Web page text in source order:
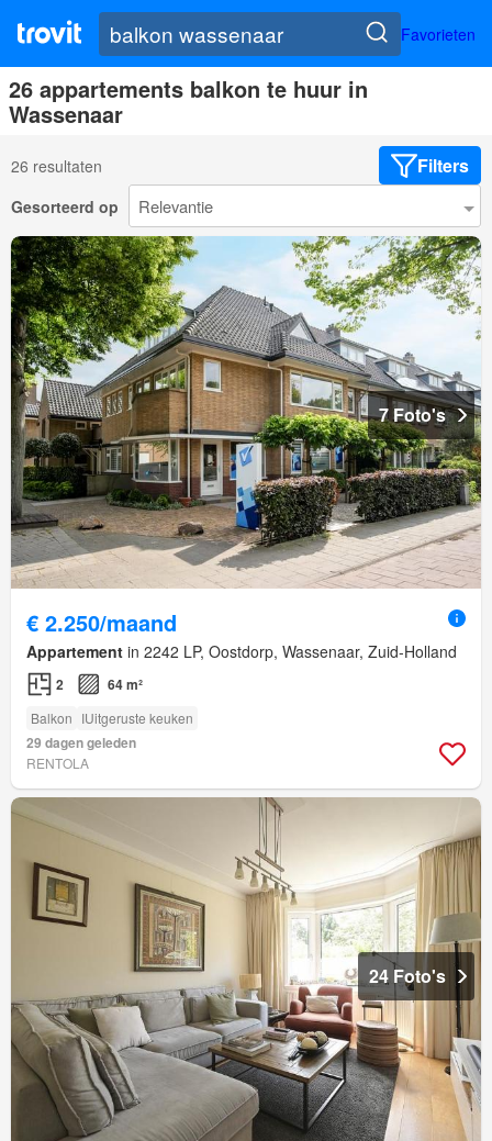
Favorieten
26 appartements balkon te huur in
Wassenaar
26 resultaten Filters
Gesorteerd op
7 Foto's
€ 2.250/maand
Appartement in 2242 LP, Oostdorp, Wassenaar, Zuid-Holland
2 64 m²
Balkon IUitgeruste keuken
29 dagen geleden
RENTOLA
24 Foto's